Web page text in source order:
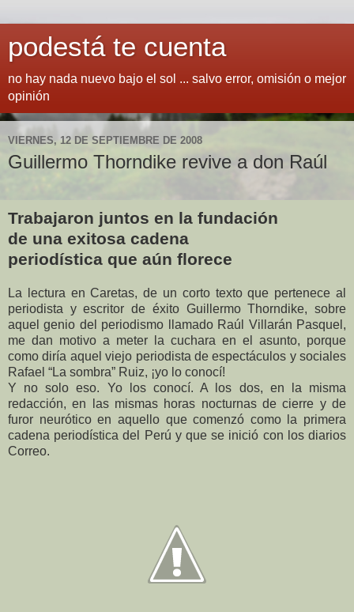
podestá te cuenta
no hay nada nuevo bajo el sol ... salvo error, omisión o mejor
opinión
VIERNES, 12 DE SEPTIEMBRE DE 2008
Guillermo Thorndike revive a don Raúl
Trabajaron juntos en la fundación
de una exitosa cadena
periodística que aún florece
La lectura en Caretas, de un corto texto que pertenece al
periodista y escritor de éxito Guillermo Thorndike, sobre
aquel genio del periodismo llamado Raúl Villarán Pasquel,
me dan motivo a meter la cuchara en el asunto, porque
como diría aquel viejo periodista de espectáculos y sociales
Rafael “La sombra” Ruiz, ¡yo lo conocí!
Y no solo eso. Yo los conocí. A los dos, en la misma
redacción, en las mismas horas nocturnas de cierre y de
furor neurótico en aquello que comenzó como la primera
cadena periodística del Perú y que se inició con los diarios
Correo.